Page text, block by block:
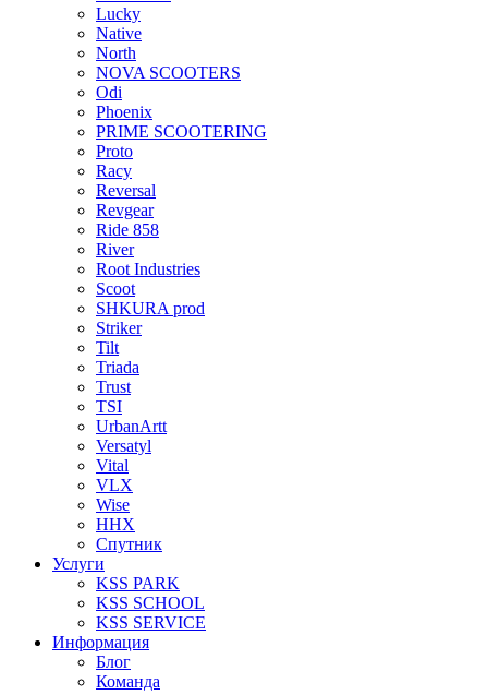
Lucky
Native
North
NOVA SCOOTERS
Odi
Phoenix
PRIME SCOOTERING
Proto
Racy
Reversal
Revgear
Ride 858
River
Root Industries
Scoot
SHKURA рrоd
Striker
Tilt
Triada
Trust
TSI
UrbanArtt
Versatyl
Vital
VLX
Wise
ННХ
Спутник
Услуги
KSS PARK
KSS SCHOOL
KSS SERVICE
Информация
Блог
Команда